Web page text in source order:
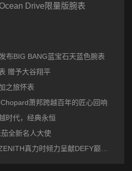
Drive限量版腕表
布BIG BANG蓝宝石天蓝色腕表
赠予大谷翔平
之旅怀表
萧邦跨越百年的匠心回响
时代，经典永恒
全新名人大使
力呈献DEFY巅峰系列EXTREME ULTRAVIOLET腕表